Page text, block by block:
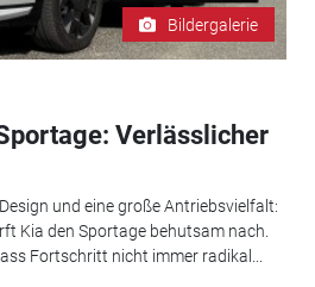
Bildergalerie
Verlässlicher
und eine große Antriebsvielfalt:
Kia den Sportage behutsam nach.
Fortschritt nicht immer radikal...